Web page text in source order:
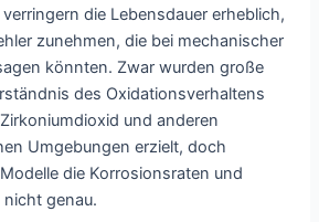
die Lebensdauer erheblich,
zunehmen, die bei mechanischer
könnten. Zwar wurden große
des Oxidationsverhaltens
und anderen
Umgebungen erzielt, doch
die Korrosionsraten und
genau.